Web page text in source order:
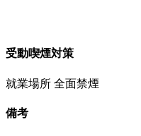
受動喫煙対策
就業場所 全面禁煙
備考